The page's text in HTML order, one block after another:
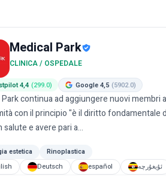
Medical Park
CLINICA / OSPEDALE
4,4 (299.0) Google 4,5 (5902.0)
continua ad aggiungere nuovi membri
con il principio "è il diritto fondamentale
salute e avere pari a...
estetica
Rinoplastica
Deutsch español ئۇيغۇرچە